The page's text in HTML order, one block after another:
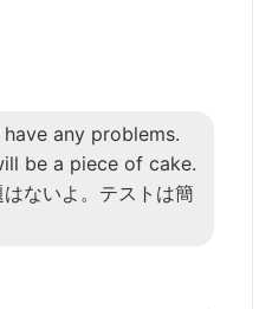
have any problems.
be a piece of cake.
はないよ。テストは簡